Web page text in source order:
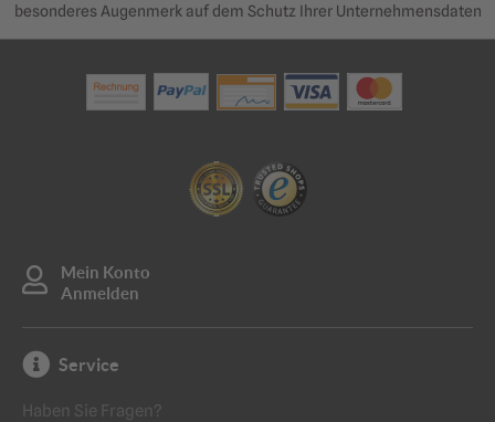
besonderes Augenmerk auf dem Schutz Ihrer Unternehmensdaten
Mein Konto
Anmelden
Service
Haben Sie Fragen?